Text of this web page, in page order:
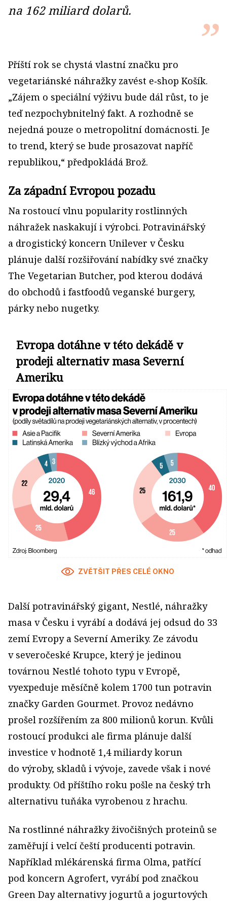
na 162 miliard dolarů.
Příští rok se chystá vlastní značku pro
vegetariánské náhražky zavést e‑shop Košík.
„Zájem o speciální výživu bude dál růst, to je
teď nezpochybnitelný fakt. A rozhodně se
nejedná pouze o metropolitní domácnosti. Je
to trend, který se bude prosazovat napříč
republikou,“ předpokládá Brož.
Za západní Evropou pozadu
Na rostoucí vlnu popularity rostlinných
náhražek naskakují i výrobci. Potravinářský
a drogistický koncern Unilever v Česku
plánuje další rozšiřování nabídky své značky
The Vegetarian Butcher, pod kterou dodává
do obchodů i fastfoodů veganské burgery,
párky nebo nugetky.
Evropa dotáhne v této dekádě v
prodeji alternativ masa Severní
Ameriku
ZVĚTŠIT PŘES CELÉ OKNO
Další potravinářský gigant, Nestlé, náhražky
masa v Česku i vyrábí a dodává jej odsud do 33
zemí Evropy a Severní Ameriky. Ze závodu
v severočeské Krupce, který je jedinou
továrnou Nestlé tohoto typu v Evropě,
vyexpeduje měsíčně kolem 1700 tun potravin
značky Garden Gourmet. Provoz nedávno
prošel rozšířením za 800 milionů korun. Kvůli
rostoucí produkci ale firma plánuje další
investice v hodnotě 1,4 miliardy korun
do výroby, skladů i vývoje, zavede však i nové
produkty. Od příštího roku pošle na český trh
alternativu tuňáka vyrobenou z hrachu.
Na rostlinné náhražky živočišných proteinů se
zaměřují i velcí čeští producenti potravin.
Například mlékárenská firma Olma, patřící
pod koncern Agrofert, vyrábí pod značkou
Green Day alternativy jogurtů a jogurtových